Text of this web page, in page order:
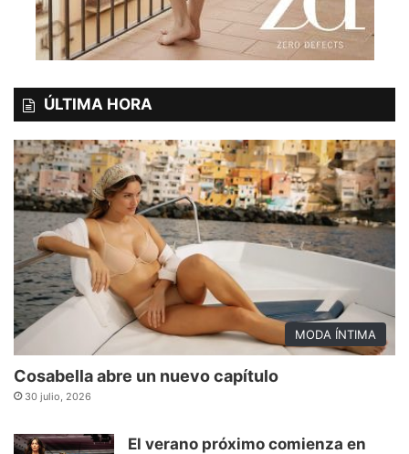
ÚLTIMA HORA
MODA ÍNTIMA
Cosabella abre un nuevo capítulo
30 julio, 2026
El verano próximo comienza en